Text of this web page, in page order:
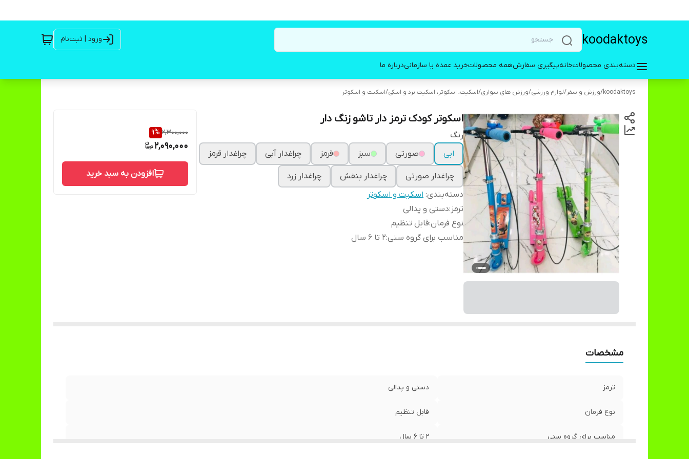
koodaktoys ورود | ثبت‌نام
دسته‌بندی محصولاتخانهپیگیری سفارشهمه محصولاتخرید عمده یا سازمانیدرباره ما
koodaktoys
/ورزش و سفر/لوازم ورزشی/ورزش های سواری/اسکیت، اسکوتر، اسکیت برد و اسکی/اسکیت و اسکوتر
اسکوتر کودک ترمز دار تاشو زنگ دار
رنگ
ابی
صورتی سبز قرمز چراغدار آبی چراغدار قرمز
چراغدار صورتی چراغدار بنفش
چراغدار زرد
دسته‌بندی: اسکیت و اسکوتر
ترمز :دستی و پدالی
نوع فرمان:قابل تنظیم
مناسب برای گروه سنی:۲ تا ۶ سال
2,300,000
9%
2,090,000
افزودن به سبد خرید
مشخصات
ترمز دستی و پدالی
نوع فرمان قابل تنظیم
مناسب برای گروه سنی ۲ تا ۶ سال